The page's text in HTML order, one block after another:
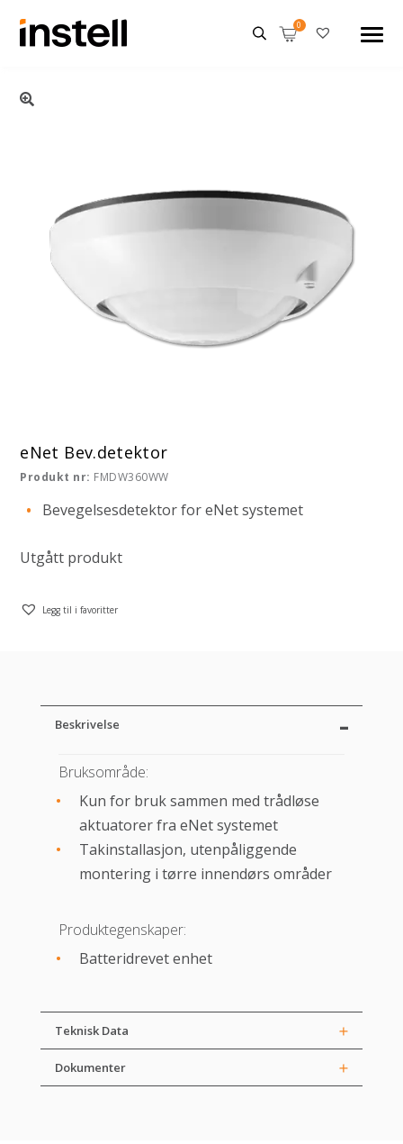
eNet Bev.detektor
Produkt nr: FMDW360WW
Bevegelsesdetektor for eNet systemet
Utgått produkt
Legg til i favoritter
Beskrivelse
Bruksområde:
Kun for bruk sammen med trådløse
aktuatorer fra eNet systemet
Takinstallasjon, utenpåliggende
montering i tørre innendørs områder
Produktegenskaper:
Batteridrevet enhet
Teknisk Data
Dokumenter